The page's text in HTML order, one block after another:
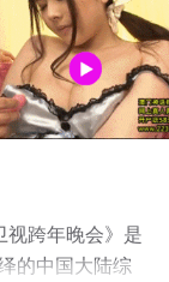
视跨年晚会》是
的中国大陆综